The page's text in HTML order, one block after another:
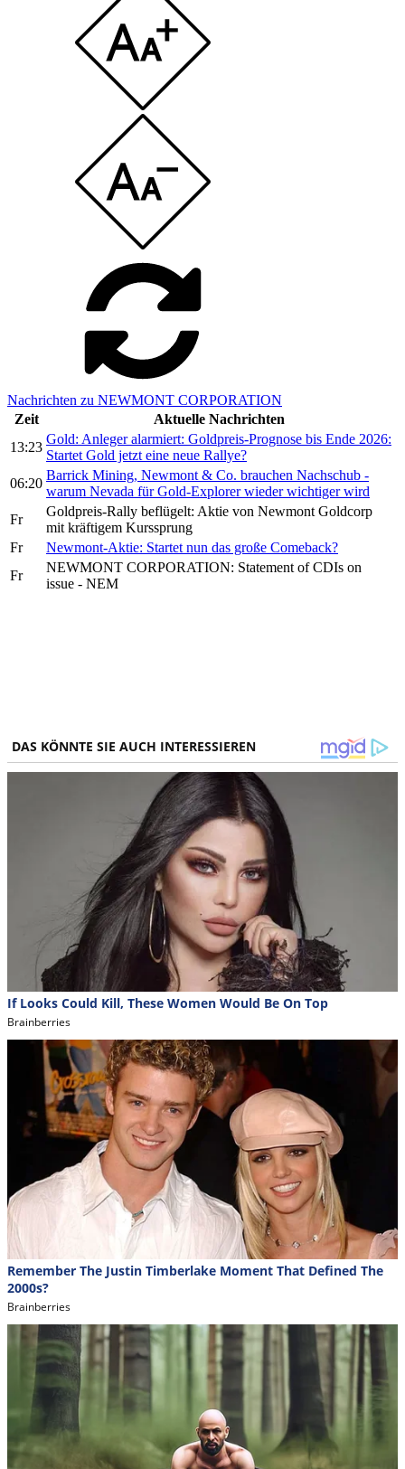
Nachrichten zu NEWMONT CORPORATION
Zeit
Aktuelle Nachrichten
13:23
Gold: Anleger alarmiert: Goldpreis-Prognose bis Ende 2026:
Startet Gold jetzt eine neue Rallye?
06:20
Barrick Mining, Newmont & Co. brauchen Nachschub -
warum Nevada für Gold-Explorer wieder wichtiger wird
Fr
Goldpreis-Rally beflügelt: Aktie von Newmont Goldcorp
mit kräftigem Kurssprung
Fr
Newmont-Aktie: Startet nun das große Comeback?
Fr
NEWMONT CORPORATION: Statement of CDIs on
issue - NEM